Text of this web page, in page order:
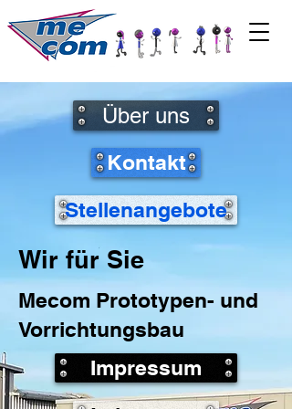
Über uns
Kontakt
Stellenangebote
Wir für Sie
Mecom Prototypen- und
Vorrichtungsbau
Impressum